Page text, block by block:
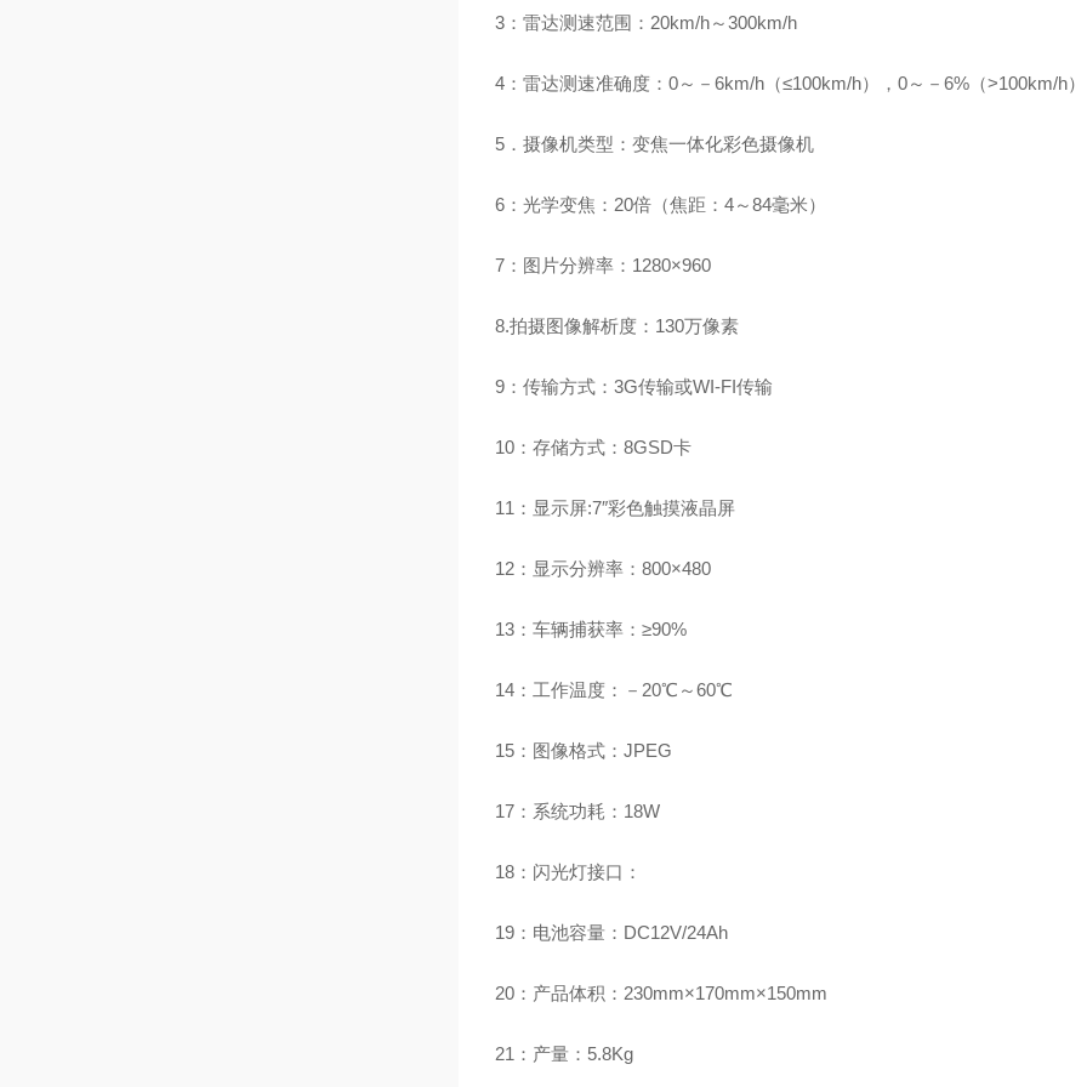
3：雷达测速范围：20km/h～300km/h
4：雷达测速准确度：0～－6km/h（≤100km/h），0～－6%（>100km/h
5．摄像机类型：变焦一体化彩色摄像机
6：光学变焦：20倍（焦距：4～84毫米）
7：图片分辨率：1280×960
8.拍摄图像解析度：130万像素
9：传输方式：3G传输或WI-FI传输
10：存储方式：8GSD卡
11：显示屏:7″彩色触摸液晶屏
12：显示分辨率：800×480
13：车辆捕获率：≥90%
14：工作温度：－20℃～60℃
15：图像格式：JPEG
17：系统功耗：18W
18：闪光灯接口：
19：电池容量：DC12V/24Ah
20：产品体积：230mm×170mm×150mm
21：产量：5.8Kg